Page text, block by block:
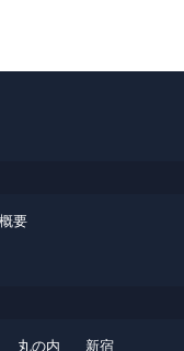
要
丸の内 新宿